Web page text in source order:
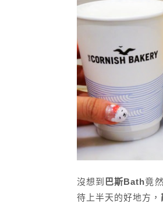
沒想到 巴斯Bath竟
待上半天的好地方，